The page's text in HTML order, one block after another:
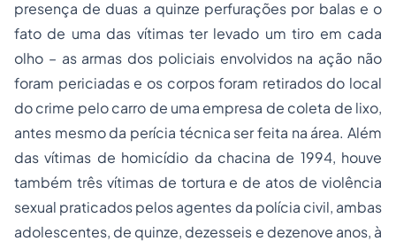
presença de duas a quinze perfurações por balas e o
fato de uma das vítimas ter levado um tiro em cada
olho – as armas dos policiais envolvidos na ação não
foram periciadas e os corpos foram retirados do local
do crime pelo carro de uma empresa de coleta de lixo,
antes mesmo da perícia técnica ser feita na área. Além
das vítimas de homicídio da chacina de 1994, houve
também três vítimas de tortura e de atos de violência
sexual praticados pelos agentes da polícia civil, ambas
adolescentes, de quinze, dezesseis e dezenove anos, à